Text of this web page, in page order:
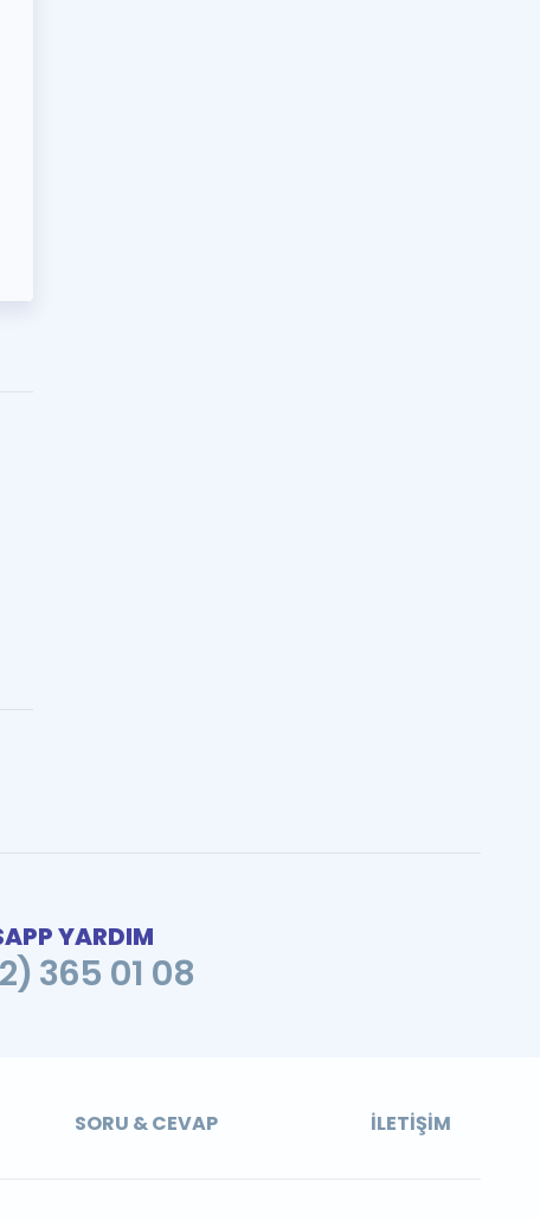
YARDIM
365 01 08
SORU & CEVAP İLETIŞIM